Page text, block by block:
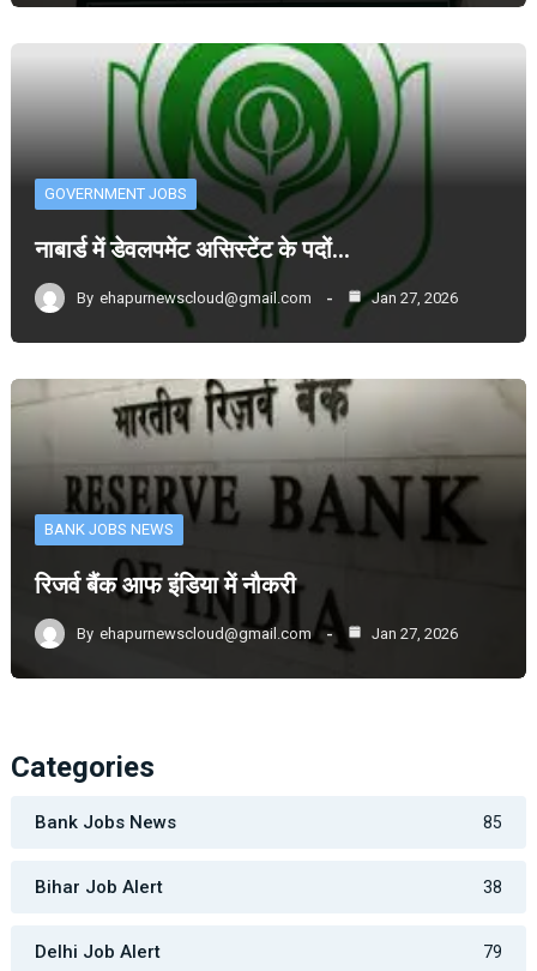
GOVERNMENT JOBS
नाबार्ड में डेवलपमेंट असिस्टेंट के पदों…
By ehapurnewscloud@gmail.com Jan 27, 2026
BANK JOBS NEWS
रिजर्व बैंक आफ इंडिया में नौकरी
By ehapurnewscloud@gmail.com Jan 27, 2026
Categories
Bank Jobs News 85
Bihar Job Alert 38
Delhi Job Alert 79